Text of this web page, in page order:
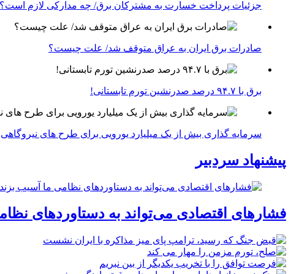
جزئیات پرداخت خسارت به مشترکان برق/ چه مدارکی لازم است؟
صادرات برق ایران به عراق متوقف شد/ علت چیست؟
برق با ۹۴.۷ درصد صدرنشین تورم تابستانی!
سرمایه گذاری بیش از یک میلیارد یورویی برای طرح های نیروگاهی
پیشنهاد سردبیر
فشارهای اقتصادی می‌تواند به دستاوردهای